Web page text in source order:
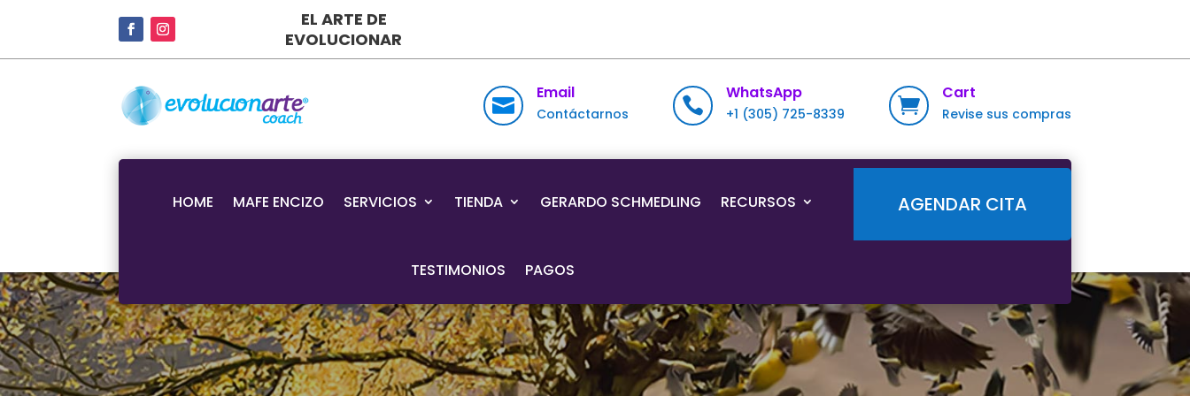
EL ARTE DE
EVOLUCIONAR

Email
Contáctarnos 
WhatsApp
+1 (305) 725-8339 
Cart
Revise sus compras
HOME MAFE ENCIZO SERVICIOS TIENDA GERARDO SCHMEDLING RECURSOS
TESTIMONIOS PAGOS
AGENDAR CITA